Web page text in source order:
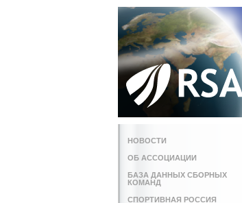
НОВОСТИ
ОБ АССОЦИАЦИИ
БАЗА ДАННЫХ СБОРНЫХ
КОМАНД
СПОРТИВНАЯ РОССИЯ